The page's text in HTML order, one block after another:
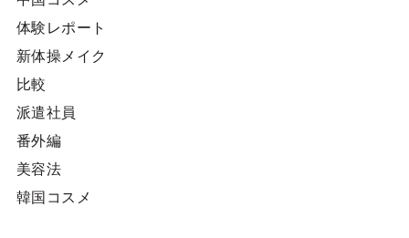
体験レポート
新体操メイク
比較
派遣社員
番外編
美容法
韓国コスメ